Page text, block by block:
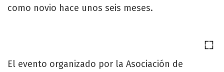
como novio hace unos seis meses.
El evento organizado por la Asociación de